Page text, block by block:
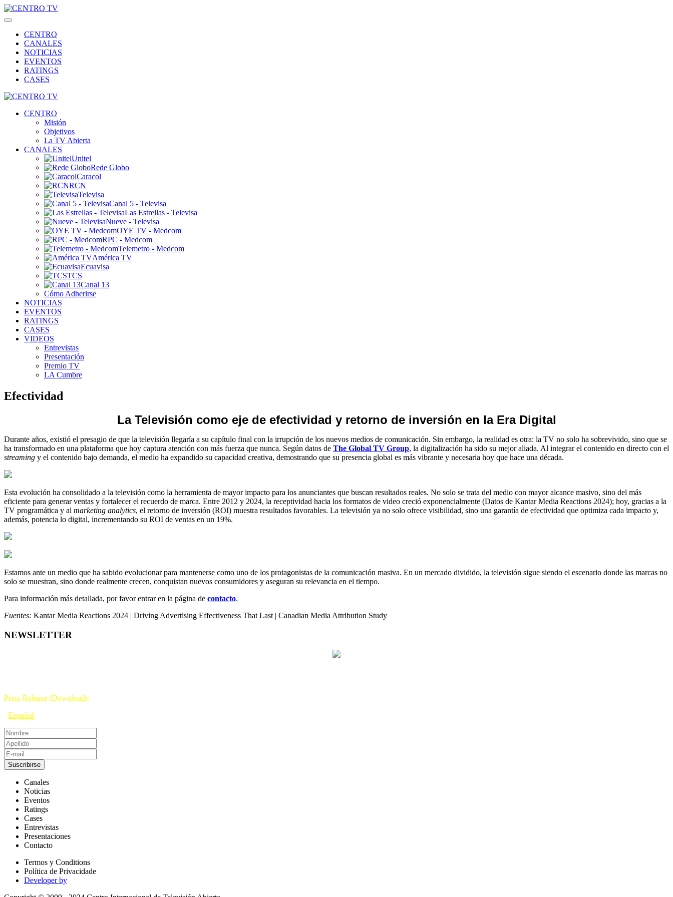
CENTRO
CANALES
NOTICIAS
EVENTOS
RATINGS
CASES
CENTRO
Misión
Objetivos
La TV Abierta
CANALES
Unitel
Rede Globo
Caracol
RCN
Televisa
Canal 5 - Televisa
Las Estrellas - Televisa
Nueve - Televisa
OYE TV - Medcom
RPC - Medcom
Telemetro - Medcom
América TV
Ecuavisa
TCS
Canal 13
Cómo Adherirse
NOTICIAS
EVENTOS
RATINGS
CASES
VIDEOS
Entrevistas
Presentación
Premio TV
LA Cumbre
Efectividad
La Televisión como eje de efectividad y retorno de inversión en la Era Digital
Durante años, existió el presagio de que la televisión llegaría a su capítulo final con la irrupción de los nuevos medios de comunicación. Sin embargo, la realidad es otra: la TV no solo ha sobrevivido, sino que se
ha transformado en una plataforma que hoy captura atención con más fuerza que nunca. Según datos de The Global TV Group, la digitalización ha sido su mejor aliada. Al integrar el contenido en directo con el
streaming y el contenido bajo demanda, el medio ha expandido su capacidad creativa, demostrando que su presencia global es más vibrante y necesaria hoy que hace una década.
Esta evolución ha consolidado a la televisión como la herramienta de mayor impacto para los anunciantes que buscan resultados reales. No solo se trata del medio con mayor alcance masivo, sino del más
eficiente para generar ventas y fortalecer el recuerdo de marca. Entre 2012 y 2024, la receptividad hacia los formatos de video creció exponencialmente (Datos de Kantar Media Reactions 2024); hoy, gracias a la
TV programática y al marketing analytics, el retorno de inversión (ROI) muestra resultados favorables. La televisión ya no solo ofrece visibilidad, sino una garantía de efectividad que optimiza cada impacto y,
además, potencia lo digital, incrementando su ROI de ventas en un 19%.
Estamos ante un medio que ha sabido evolucionar para mantenerse como uno de los protagonistas de la comunicación masiva. En un mercado dividido, la televisión sigue siendo el escenario donde las marcas no
solo se muestran, sino donde realmente crecen, conquistan nuevos consumidores y aseguran su relevancia en el tiempo.
Para información más detallada, por favor entrar en la página de contacto.
Fuentes: Kantar Media Reactions 2024 | Driving Advertising Effectiveness That Last | Canadian Media Attribution Study
NEWSLETTER
Press Release (Download):
- Español
Suscribirse
Canales
Noticias
Eventos
Ratings
Cases
Entrevistas
Presentaciones
Contacto
Termos y Conditions
Política de Privacidade
Developer by